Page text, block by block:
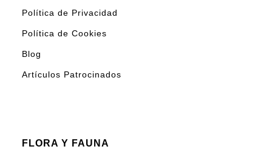
Política de Privacidad
Política de Cookies
Blog
Artículos Patrocinados
FLORA Y FAUNA